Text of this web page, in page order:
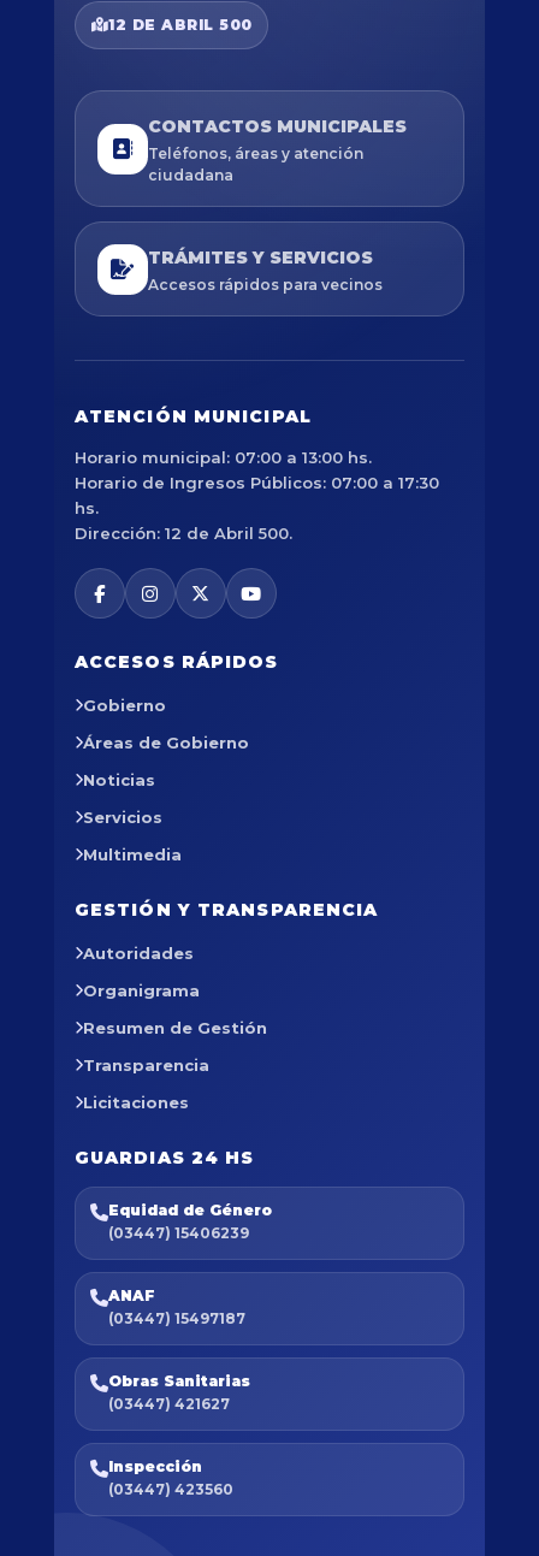
12 DE ABRIL 500
CONTACTOS MUNICIPALES
Teléfonos, áreas y atención
ciudadana
TRÁMITES Y SERVICIOS
Accesos rápidos para vecinos
ATENCIÓN MUNICIPAL
Horario municipal: 07:00 a 13:00 hs.
Horario de Ingresos Públicos: 07:00 a 17:30
hs.
Dirección: 12 de Abril 500.
ACCESOS RÁPIDOS
Gobierno
Áreas de Gobierno
Noticias
Servicios
Multimedia
GESTIÓN Y TRANSPARENCIA
Autoridades
Organigrama
Resumen de Gestión
Transparencia
Licitaciones
GUARDIAS 24 HS
Equidad de Género
(03447) 15406239
ANAF
(03447) 15497187
Obras Sanitarias
(03447) 421627
Inspección
(03447) 423560